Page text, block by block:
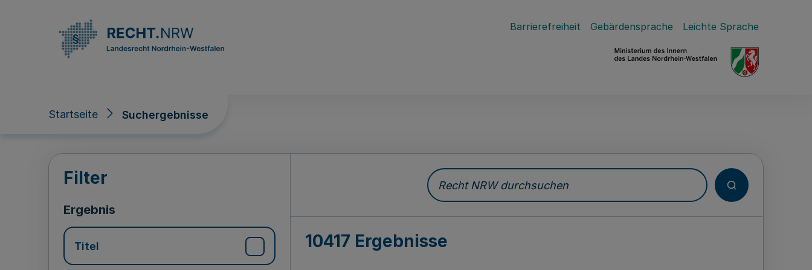
Barrierefreiheit Gebärdensprache Leichte Sprache
Startseite Suchergebnisse
Suchergebnisse
Filter
Ergebnis
Titel
Recht NRW durchsuchen
10417 Ergebnisse